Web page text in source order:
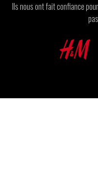
Ils nous ont fait confiance